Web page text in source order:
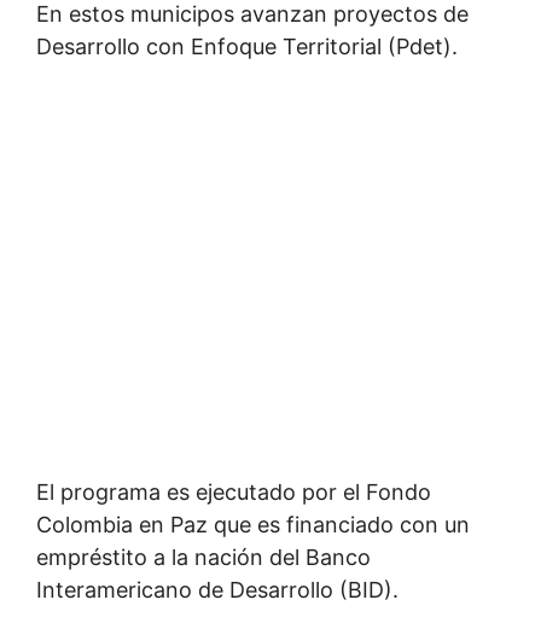
En estos municipos avanzan proyectos de
Desarrollo con Enfoque Territorial (Pdet).
El programa es ejecutado por el Fondo
Colombia en Paz que es financiado con un
empréstito a la nación del Banco
Interamericano de Desarrollo (BID).